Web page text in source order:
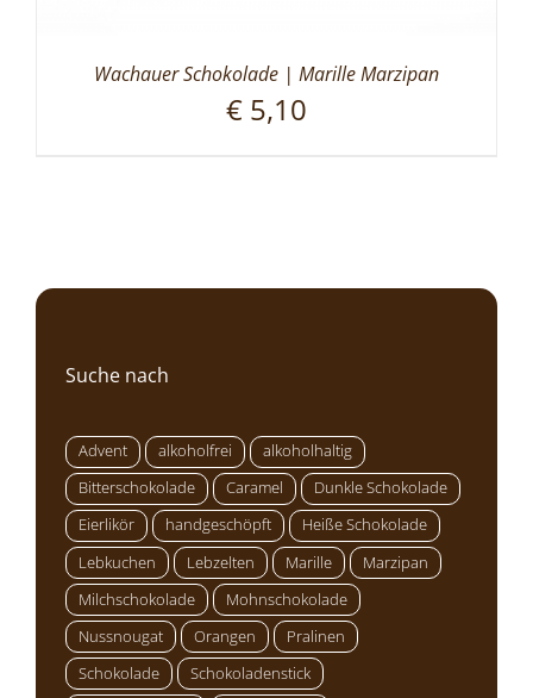
Wachauer Schokolade | Marille Marzipan
€ 5,10
Suche nach
Advent alkoholfrei
alkoholhaltig
Bitterschokolade
Caramel
Dunkle Schokolade
Eierlikör
handgeschöpft
Heiße Schokolade
Lebkuchen
Lebzelten Marille
Marzipan
Milchschokolade
Mohnschokolade
Nussnougat
Orangen
Pralinen
Schokolade
Schokoladenstick